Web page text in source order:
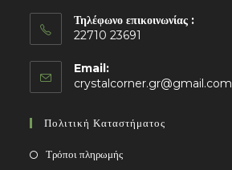
Τηλέφωνο επικοινωνίας :
22710 23691
Email:
crystalcorner.gr@gmail.com
Πολιτική Καταστήματος
Τρόποι πληρωμής